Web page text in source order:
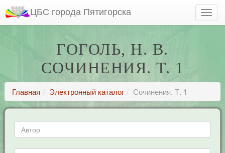
ЦБС города Пятигорска
ГОГОЛЬ, Н. В.
СОЧИНЕНИЯ. Т. 1
Главная Электронный каталог Сочинения. Т. 1